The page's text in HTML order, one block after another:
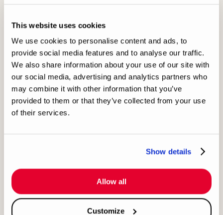
This website uses cookies
We use cookies to personalise content and ads, to
provide social media features and to analyse our traffic.
We also share information about your use of our site with
our social media, advertising and analytics partners who
may combine it with other information that you’ve
provided to them or that they’ve collected from your use
of their services.
Show details
Allow all
Customize
Royal Canin
Light Weight Care
Tørrfôr for katt
Fra 244,30 kr349 kr
Kjøp
1